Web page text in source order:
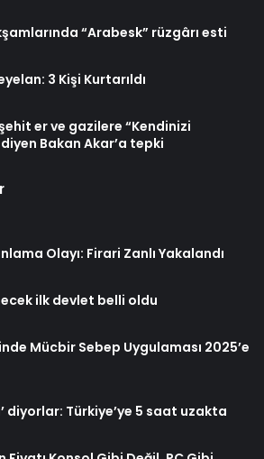
“Arabesk” rüzgârı esti
3 Kişi Kurtarıldı
er ve gazilere “Kendinizi
Bakan Akar’a tepki
Olayı: Firari Zanlı Yakalandı
ilk devlet belli oldu
Mücbir Sebep Uygulaması 2025’e
diyorlar: Türkiye’ye 5 saat uzakta